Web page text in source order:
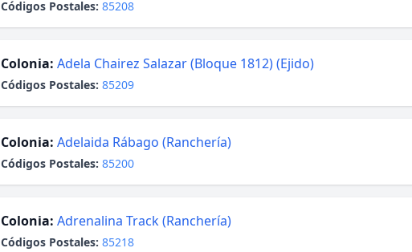
Códigos Postales: 85208
Colonia: Adela Chairez Salazar (Bloque 1812) (Ejido)
Códigos Postales: 85209
Colonia: Adelaida Rábago (Ranchería)
Códigos Postales: 85200
Colonia: Adrenalina Track (Ranchería)
Códigos Postales: 85218